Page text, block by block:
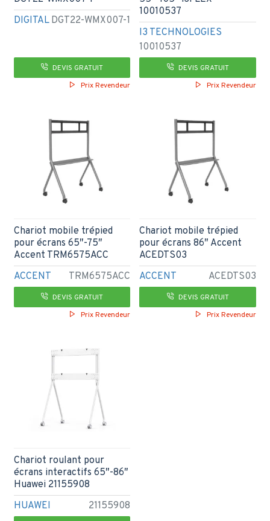
DIGITAL DGT22-WMX007-1
DEVIS GRATUIT
Prix Revendeur
I3 TECHNOLOGIES
10010537
10010537
DEVIS GRATUIT
Prix Revendeur
ACCENT TRM6575ACC
Chariot mobile trépied
pour écrans 65″-75″
Accent TRM6575ACC
DEVIS GRATUIT
Prix Revendeur
ACCENT ACEDTS03
Chariot mobile trépied
pour écrans 86″ Accent
ACEDTS03
DEVIS GRATUIT
Prix Revendeur
HUAWEI 21155908
Chariot roulant pour
écrans interactifs 65″-86″
Huawei 21155908